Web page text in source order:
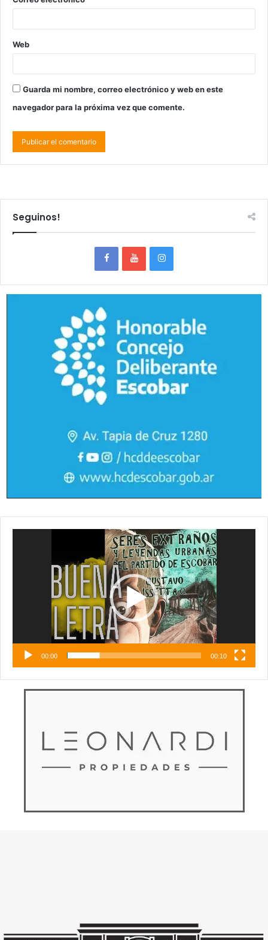
Web
Guarda mi nombre, correo electrónico y web en este
navegador para la próxima vez que comente.
Seguinos!
00:00 00:10